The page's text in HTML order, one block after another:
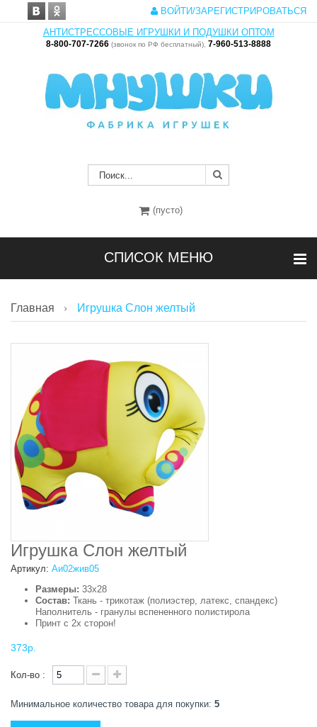
ВОЙТИ/ЗАРЕГИСТРИРОВАТЬСЯ
АНТИСТРЕССОВЫЕ ИГРУШКИ И ПОДУШКИ ОПТОМ
8-800-707-7266 (звонок по РФ бесплатный), 7-960-513-8888
(пусто)
СПИСОК МЕНЮ
Главная Игрушка Слон желтый
Игрушка Слон желтый
Артикул: Аи02жив05
Размеры: 33х28
Состав: Ткань - трикотаж (полиэстер, латекс, спандекс)
Наполнитель - гранулы вспененного полистирола
Принт с 2х сторон!
373р.
Кол-во :
Минимальное количество товара для покупки: 5